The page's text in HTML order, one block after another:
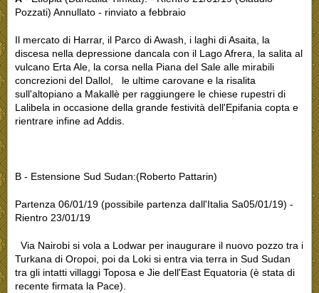
Pozzati) Annullato - rinviato a febbraio
Il mercato di Harrar, il Parco di Awash, i laghi di Asaita, la
discesa nella depressione dancala con il Lago Afrera, la salita al
vulcano Erta Ale, la corsa nella Piana del Sale alle mirabili
concrezioni del Dallol, le ultime carovane e la risalita
sull'altopiano a Makallè per raggiungere le chiese rupestri di
Lalibela in occasione della grande festività dell'Epifania copta e
rientrare infine ad Addis.
B - Estensione Sud Sudan:(Roberto Pattarin)
Partenza 06/01/19 (possibile partenza dall'Italia Sa05/01/19) -
Rientro 23/01/19
Via Nairobi si vola a Lodwar per inaugurare il nuovo pozzo tra i
Turkana di Oropoi, poi da Loki si entra via terra in Sud Sudan
tra gli intatti villaggi Toposa e Jie dell'East Equatoria (è stata di
recente firmata la Pace).